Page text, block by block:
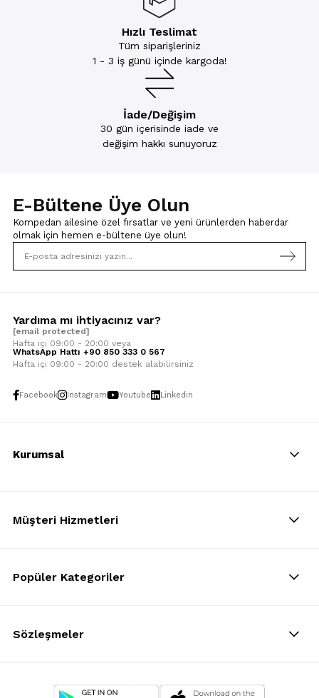
Hızlı Teslimat
Tüm siparişleriniz
1 - 3 iş günü içinde kargoda!
İade/Değişim
30 gün içerisinde iade ve
değişim hakkı sunuyoruz
E-Bültene Üye Olun
Kompedan ailesine özel fırsatlar ve yeni ürünlerden haberdar
olmak için hemen e-bültene üye olun!
Yardıma mı ihtiyacınız var?
[email protected]
Hafta içi 09:00 - 20:00 veya
WhatsApp Hattı +90 850 333 0 567
Hafta içi 09:00 - 20:00 destek alabilirsiniz
Facebook Instagram Youtube Linkedin
Kurumsal
Müşteri Hizmetleri
Popüler Kategoriler
Sözleşmeler